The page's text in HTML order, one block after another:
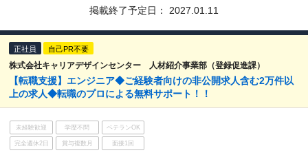
掲載終了予定日： 2027.01.11
正社員 自己PR不要
株式会社キャリアデザインセンター 人材紹介事業部（登録促進課）
【転職支援】エンジニア◆ご経験者向けの非公開求人含む2万件以
上の求人◆転職のプロによる無料サポート！！
未経験歓迎 学歴不問 ベテランOK
完全週休2日 賞与複数月 面接1回